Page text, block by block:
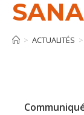
> ACTUALITÉS >